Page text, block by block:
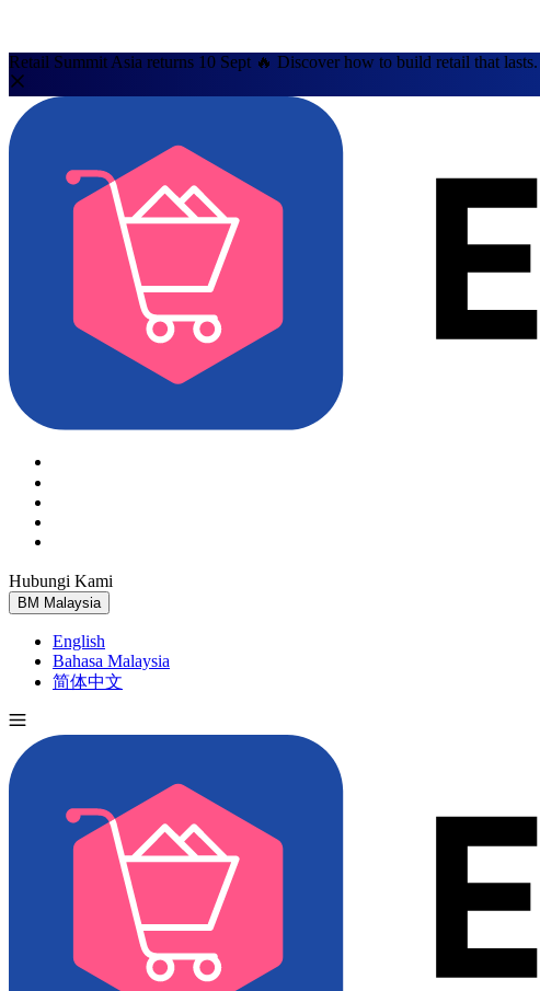
Retail Summit Asia returns 10 Sept 🔥 Discover how to build retail that
Hubungi Kami
BM Malaysia
English
Bahasa Malaysia
简体中文